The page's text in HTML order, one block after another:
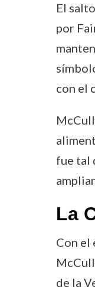
El
por
con el
fue tal
La
Con el
de la